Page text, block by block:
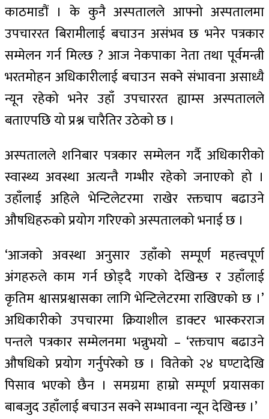
काठमाडौं । के कुनै अस्पतालले आफ्नो अस्पतालमा
उपचाररत बिरामीलाई बचाउन असंभव छ भनेर पत्रकार
सम्मेलन गर्न मिल्छ ? आज नेकपाका नेता तथा पूर्वमन्त्री
भरतमोहन अधिकारीलाई बचाउन सक्ने संभावना असाध्यै
न्यून रहेको भनेर उहाँ उपचाररत ह्याम्स अस्पतालले
बताएपछि यो प्रश्न चारैतिर उठेको छ ।
अस्पतालले शनिबार पत्रकार सम्मेलन गर्दै अधिकारीको
स्वास्थ्य अवस्था अत्यन्तै गम्भीर रहेको जनाएको हो ।
उहाँलाई अहिले भेन्टिलेटरमा राखेर रक्तचाप बढाउने
औषधिहरुको प्रयोग गरिएको अस्पतालको भनाई छ ।
‘आजको अवस्था अनुसार उहाँको सम्पूर्ण महत्त्वपूर्ण
अंगहरुले काम गर्न छोड्दै गएको देखिन्छ र उहाँलाई
कृतिम श्वासप्रश्वासका लागि भेन्टिलेटरमा राखिएको छ ।’
अधिकारीको उपचारमा क्रियाशील डाक्टर भास्करराज
पन्तले पत्रकार सम्मेलनमा भन्नुभयो – ‘रक्तचाप बढाउने
औषधिको प्रयोग गर्नुपरेको छ । वितेको २४ घण्टादेखि
पिसाव भएको छैन । समग्रमा हाम्रो सम्पूर्ण प्रयासका
बाबजुद उहाँलाई बचाउन सक्ने सम्भावना न्यून देखिन्छ ।’